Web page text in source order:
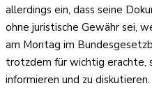
allerdings ein, dass seine
ohne juristische Gewähr sei,
am Montag im
trotzdem für wichtig erachte,
informieren und zu diskutieren.